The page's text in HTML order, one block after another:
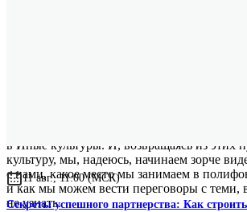
в Иные культуры. И, возвращаясь из этих
культуру, мы, надеюсь, начинаем зорче
с нами, какое место мы занимаем в
и как мы можем вести переговоры с теми,
не узнать.
11 авг., 11:00 (МСК)
Секреты успешного партнерства: Как